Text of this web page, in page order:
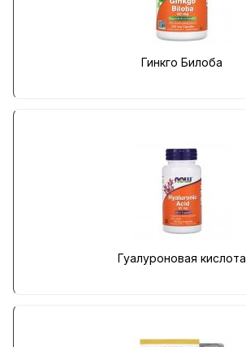
Гинкго Билоба
Гуалуроновая кислота